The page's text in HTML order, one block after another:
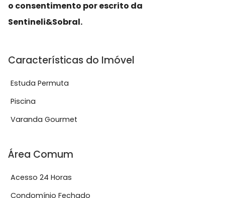
o consentimento por escrito da
Sentineli&Sobral.
Características do Imóvel
Estuda Permuta
Piscina
Varanda Gourmet
Área Comum
Acesso 24 Horas
Condomínio Fechado